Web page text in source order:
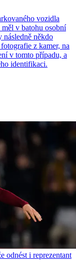
vozidla
v batohu osobní
následně někdo
z kamer, na
v tomto případu, a
identifikaci.
odnést i reprezentant